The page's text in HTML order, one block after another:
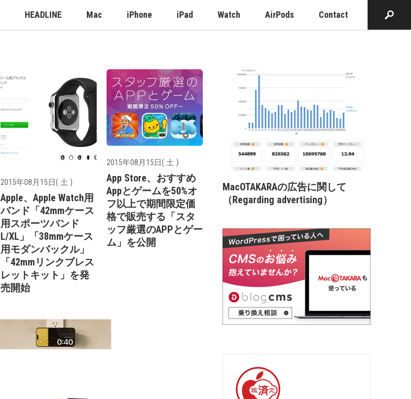
HEADLINE Mac iPhone iPad Watch AirPods Contact
2015年08月15日( 土 )
Apple、Apple Watch用
バンド「42mmケース
用スポーツバンド
L/XL」「38mmケース
用モダンバックル」
「42mmリンクブレス
レットキット」を発
売開始
2015年08月15日( 土 )
App Store、おすすめ
Appとゲームを50%オ
フ以上で期間限定価
格で販売する「スタ
ッフ厳選のAPPとゲー
ム」を公開
MacOTAKARAの広告に関して
（Regarding advertising）